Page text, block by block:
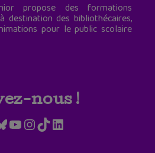
propose des formations
destination des bibliothécaires,
pour le public scolaire
nous !
YouTube
Instagram
TikTokLinkedIn